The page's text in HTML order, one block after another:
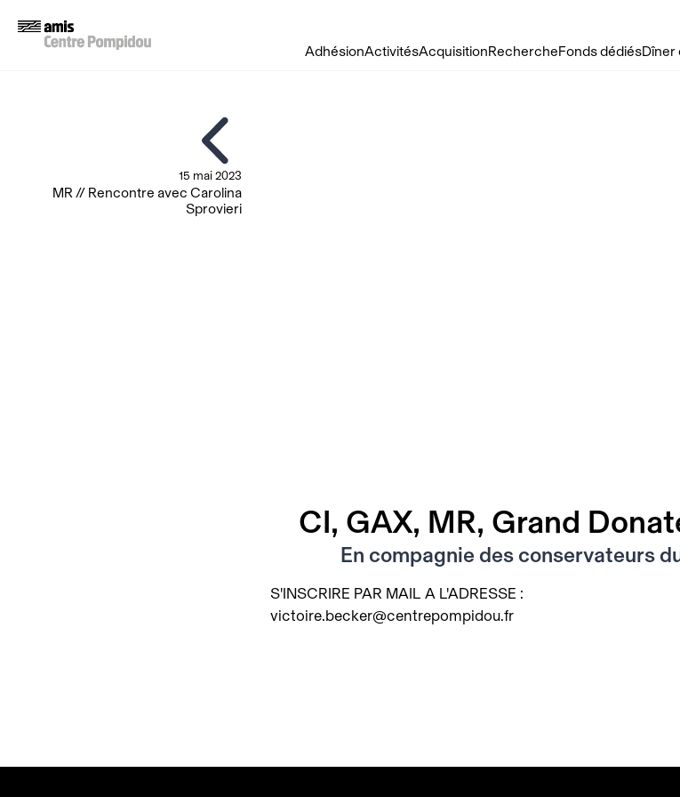
AdhésionActivitésAcquisitionRechercheFonds dédiésDîner
15 mai 2023
MR // Rencontre avec Carolina
Sprovieri
CI, GAX, MR, Grand
En compagnie des conservateurs
S'INSCRIRE PAR MAIL A L'ADRESSE :
victoire.becker@centrepompidou.fr